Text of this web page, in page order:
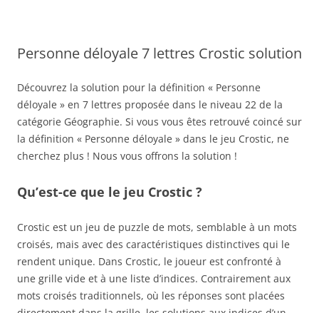
Personne déloyale 7 lettres Crostic solution
Découvrez la solution pour la définition « Personne
déloyale » en 7 lettres proposée dans le niveau 22 de la
catégorie Géographie. Si vous vous êtes retrouvé coincé sur
la définition « Personne déloyale » dans le jeu Crostic, ne
cherchez plus ! Nous vous offrons la solution !
Qu’est-ce que le jeu Crostic ?
Crostic est un jeu de puzzle de mots, semblable à un mots
croisés, mais avec des caractéristiques distinctives qui le
rendent unique. Dans Crostic, le joueur est confronté à
une grille vide et à une liste d’indices. Contrairement aux
mots croisés traditionnels, où les réponses sont placées